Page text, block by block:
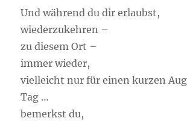
Und während du dir erlaubst,
wiederzukehren –
zu diesem Ort –
immer wieder,
vielleicht nur für einen kurzen
Tag …
bemerkst du,